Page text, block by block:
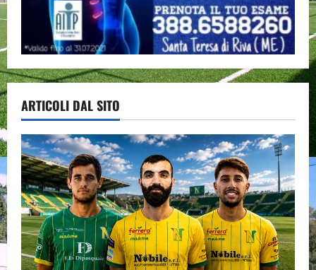
ARTICOLI DAL SITO